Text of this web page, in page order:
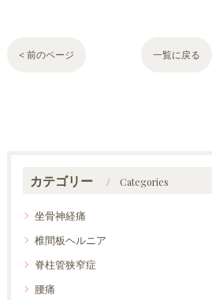
< 前のページ 一覧に戻る
カテゴリー Categories
坐骨神経痛
椎間板ヘルニア
脊柱管狭窄症
腰痛